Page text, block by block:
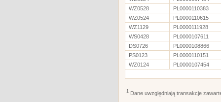
WZ0528
PL0000110383
WZ0524
PL0000110615
WZ1129
PL0000111928
WS0428
PL0000107611
DS0726
PL0000108866
PS0123
PL0000110151
WZ0124
PL0000107454
1 Dane uwzględniają transakcje